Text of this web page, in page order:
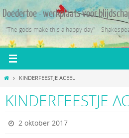
Ga
naar
de
inhoud
Doedertoe - werkplaats voor
"The gods make this a happy day" –
HomeKINDERFEESTJE ACEEL
KINDERFEESTJE
2 oktober 2017